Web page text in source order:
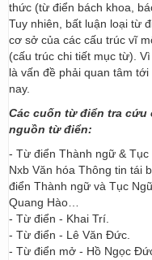
thức (từ điển bách khoa,
Tuy nhiên, bất luận loại từ
cơ sở của các cấu trúc vĩ
(cấu trúc chi tiết mục từ).
là vấn đề phải quan tâm
nay.
Các cuốn từ điển tra cứu
nguồn từ điển:
- Từ điển Thành ngữ &
Nxb Văn hóa Thông tin tái
điển Thành ngữ và Tục
Quang Hào…
- Từ điển - Khai Trí.
- Từ điển - Lê Văn Đức.
- Từ điển mở - Hồ Ngọc